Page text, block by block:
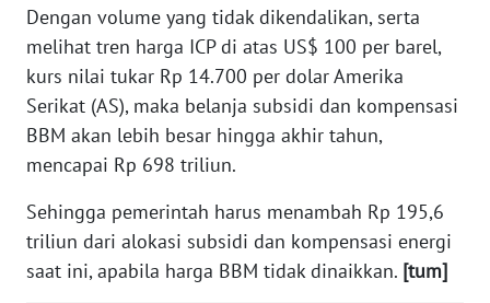
Dengan volume yang tidak dikendalikan, serta
melihat tren harga ICP di atas US$ 100 per barel,
kurs nilai tukar Rp 14.700 per dolar Amerika
Serikat (AS), maka belanja subsidi dan kompensasi
BBM akan lebih besar hingga akhir tahun,
mencapai Rp 698 triliun.
Sehingga pemerintah harus menambah Rp 195,6
triliun dari alokasi subsidi dan kompensasi energi
saat ini, apabila harga BBM tidak dinaikkan. [tum]
WN
SULTRA
WN
WN
SULTENG